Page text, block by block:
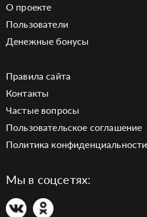
О проекте
Пользователи
Денежные бонусы
Правила сайта
Контакты
Частые вопросы
Пользовательское соглашение
Политика конфиденциальности
Мы в соцсетях: